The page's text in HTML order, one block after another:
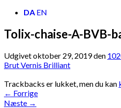
DA EN
Tolix-chaise-A-BVB-
Udgivetoktober 29, 2019den
Brut Vernis Brilliant
Trackbacks er lukket, men du kan
← Forrige
Næste →